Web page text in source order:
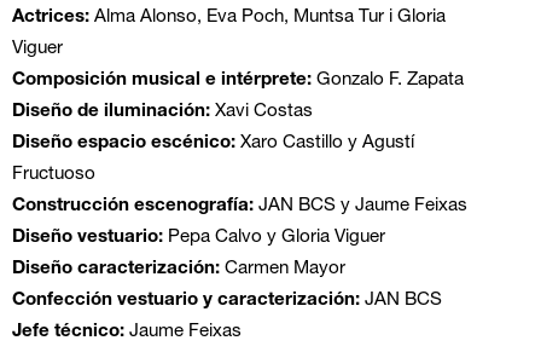
Actrices: Alma Alonso, Eva Poch, Muntsa Tur i Gloria
Viguer
Composición musical e intérprete: Gonzalo F. Zapata
Diseño de iluminación: Xavi Costas
Diseño espacio escénico: Xaro Castillo y Agustí
Fructuoso
Construcción escenografía: JAN BCS y Jaume Feixas
Diseño vestuario:Pepa Calvo y Gloria Viguer
Diseño caracterización:Carmen Mayor
Confección vestuario y caracterización: JAN BCS
Jefe técnico:Jaume Feixas